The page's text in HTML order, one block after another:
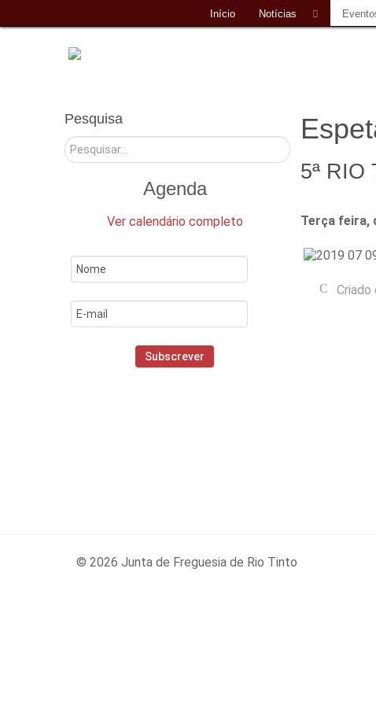
Início Notícias
Pesquisa
Pesquisar
Agenda
Ver calendário completo
5ª RIO
Terça feira,
Criado
© 2026 Junta de Freguesia de Rio Tinto